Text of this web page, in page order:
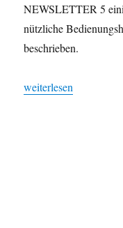
NEWSLETTER 5
nützliche
beschrieben.
„Newsletter 5 –
weiterlesen